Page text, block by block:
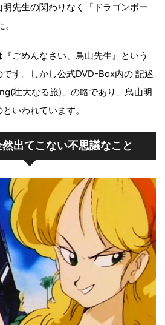
先生の関わりなく『ドラゴンボー
ごめんなさい、鳥山先生』という
す。しかし公式DVD-Box内の 記述
壮大なる旅)」の略であり、鳥山明
いわれています。
出てこない不思議なこと